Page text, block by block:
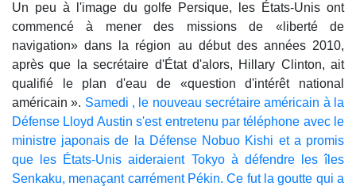
Un peu à l'image du golfe Persique, les États-Unis ont
commencé à mener des missions de «liberté de
navigation» dans la région au début des années 2010,
après que la secrétaire d'État d'alors, Hillary Clinton, ait
qualifié le plan d'eau de «question d'intérêt national
américain ». Samedi , le nouveau secrétaire américain à la
Défense Lloyd Austin s'est entretenu par téléphone avec le
ministre japonais de la Défense Nobuo Kishi et a promis
que les États-Unis aideraient Tokyo à défendre les îles
Senkaku, menaçant carrément Pékin. Ce fut la goutte qui a